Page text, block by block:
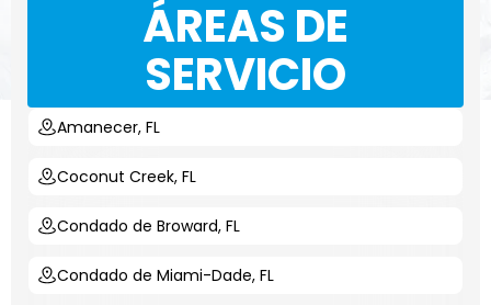
ÁREAS DE
SERVICIO
Amanecer, FL
Coconut Creek, FL
Condado de Broward, FL
Condado de Miami-Dade, FL